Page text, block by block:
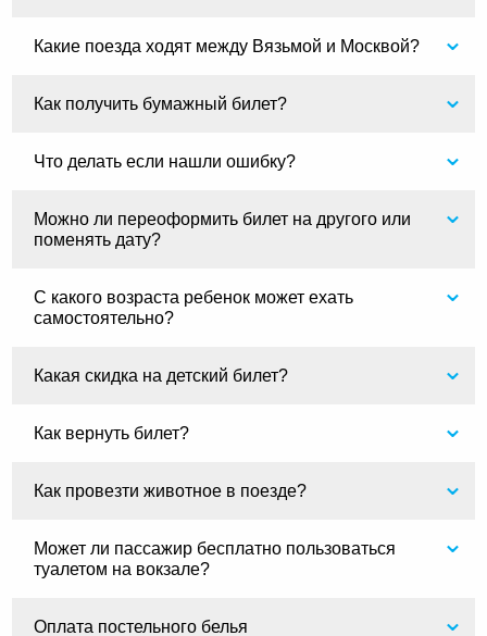
Какие поезда ходят между Вязьмой и Москвой?
Как получить бумажный билет?
Что делать если нашли ошибку?
Можно ли переоформить билет на другого или
поменять дату?
С какого возраста ребенок может ехать
самостоятельно?
Какая скидка на детский билет?
Как вернуть билет?
Как провезти животное в поезде?
Может ли пассажир бесплатно пользоваться
туалетом на вокзале?
Оплата постельного белья